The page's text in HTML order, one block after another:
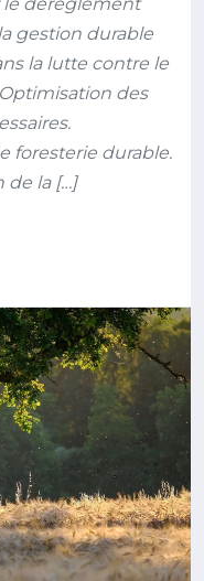
gestion durable
la lutte contre le
des
foresterie durable.
de la […]